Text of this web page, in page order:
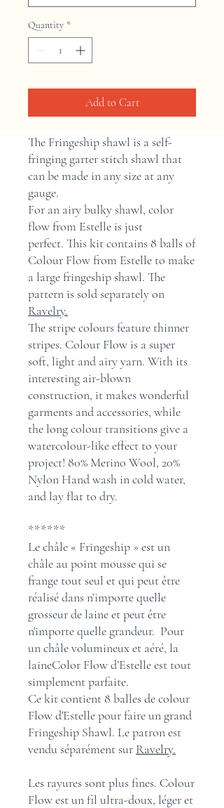
Quantity *
Add to Cart
The Fringeship shawl is a self-
fringing garter stitch shawl that
can be made in any size at any
gauge.
For an airy bulky shawl, color
flow from Estelle is just
perfect. This kit contains 8 balls of
Colour Flow from Estelle to make
a large fringeship shawl. The
pattern is sold separately on
Ravelry.
The stripe colours feature thinner
stripes. Colour Flow is a super
soft, light and airy yarn. With its
interesting air-blown
construction, it makes wonderful
garments and accessories, while
the long colour transitions give a
watercolour-like effect to your
project! 80% Merino Wool, 20%
Nylon Hand wash in cold water,
and lay flat to dry.
******
Le châle « Fringeship » est un
châle au point mousse qui se
frange tout seul et qui peut être
réalisé dans n’importe quelle
grosseur de laine et peut être
n'importe quelle grandeur. Pour
un châle volumineux et aéré, la
laineColor Flow d’Estelle est tout
simplement parfaite.
Ce kit contient 8 balles de colour
Flow d'Estelle pour faire un grand
Fringeship Shawl. Le patron est
vendu séparément sur Ravelry.
Les rayures sont plus fines. Colour
Flow est un fil ultra-doux, léger et